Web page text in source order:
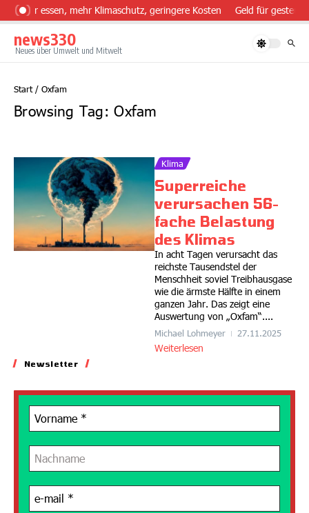
Zum Inhalt springen
essen, mehr Klimaschutz, geringere Kosten Geld für
news330
Neues über Umwelt und Mitwelt
Start/ Oxfam
Browsing Tag: Oxfam
Klima
Superreiche
verursachen 56-
fache Belastung
des Klimas
In acht Tagen verursacht das
reichste Tausendstel der
Menschheit soviel Treibhausgase
wie die ärmste Hälfte in einem
ganzen Jahr. Das zeigt eine
Auswertung von „Oxfam“....
Michael Lohmeyer 27.11.2025
Weiterlesen
Newsletter